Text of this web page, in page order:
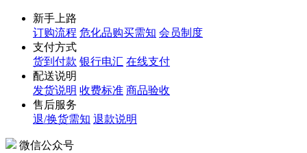
新手上路
订购流程 危化品购买需知 会员制度
支付方式
货到付款 银行电汇 在线支付
配送说明
发货说明 收费标准 商品验收
售后服务
退/换货需知 退款说明
微信公众号